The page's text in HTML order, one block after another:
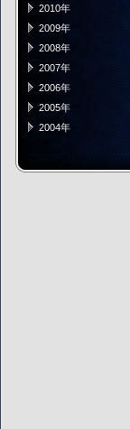
2010年
2009年
2008年
2007年
2006年
2005年
2004年